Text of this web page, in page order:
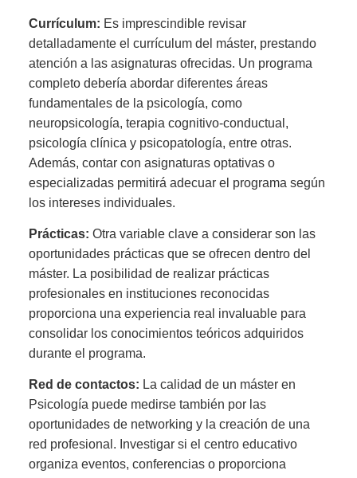
Currículum: Es imprescindible revisar
detalladamente el currículum del máster, prestando
atención a las asignaturas ofrecidas. Un programa
completo debería abordar diferentes áreas
fundamentales de la psicología, como
neuropsicología, terapia cognitivo-conductual,
psicología clínica y psicopatología, entre otras.
Además, contar con asignaturas optativas o
especializadas permitirá adecuar el programa según
los intereses individuales.
Prácticas: Otra variable clave a considerar son las
oportunidades prácticas que se ofrecen dentro del
máster. La posibilidad de realizar prácticas
profesionales en instituciones reconocidas
proporciona una experiencia real invaluable para
consolidar los conocimientos teóricos adquiridos
durante el programa.
Red de contactos: La calidad de un máster en
Psicología puede medirse también por las
oportunidades de networking y la creación de una
red profesional. Investigar si el centro educativo
organiza eventos, conferencias o proporciona